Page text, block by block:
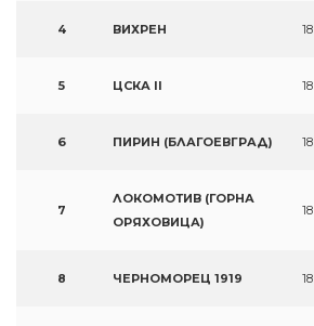
4 ВИХРЕН 18
5 ЦСКА II 18
6 ПИРИН (БЛАГОЕВГРАД) 18
7
ЛОКОМОТИВ (ГОРНА
ОРЯХОВИЦА)
18
8 ЧЕРНОМОРЕЦ 1919 18